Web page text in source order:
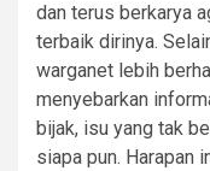
dan terus berkarya
terbaik dirinya.
warganet lebih
menyebarkan
bijak, isu yang tak
siapa pun. Harapan